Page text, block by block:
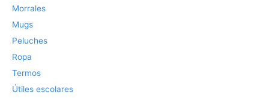
Morrales
Mugs
Peluches
Ropa
Termos
Útiles escolares